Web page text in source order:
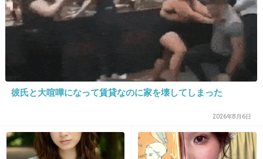
いごめんね
とか？
+61 -4
23. 匿名 2022/01/07(金) 09:50:52
でもめっちゃ胸キュンした。私もライン教えてもらってこっちからメッセージ
相手のこも優しそうな感じだったし学生からの彼女ってのもよかった。ごはん
行きましょうは周りが言っていたように時間の無駄だから無しだけどw
彼氏と大喧嘩になって賃貸なのに家を壊してしまった
2026年8月6日